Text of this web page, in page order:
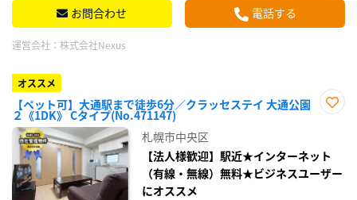
お問合わせ 電話する
運営会社： 株式会社Nexus
オススメ
【ペット可】大通駅まで徒歩6分／クラッセステイ 大通公園
２《1DK》 Cタイプ(No.471147)
録
札幌市中央区
【法人様歓迎】駅近★インターネット
（有線・無線）無料★ビジネスユーザー
にオススメ